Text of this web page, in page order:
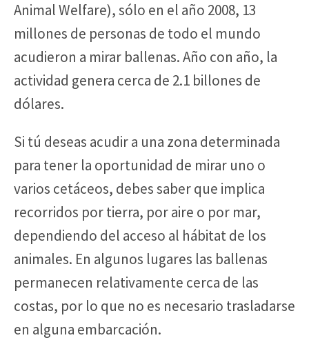
Animal Welfare), sólo en el año 2008, 13
millones de personas de todo el mundo
acudieron a mirar ballenas. Año con año, la
actividad genera cerca de 2.1 billones de
dólares.
Si tú deseas acudir a una zona determinada
para tener la oportunidad de mirar uno o
varios cetáceos, debes saber que implica
recorridos por tierra, por aire o por mar,
dependiendo del acceso al hábitat de los
animales. En algunos lugares las ballenas
permanecen relativamente cerca de las
costas, por lo que no es necesario trasladarse
en alguna embarcación.